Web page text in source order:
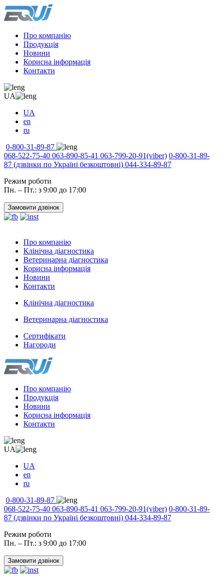
Про компанію
Продукція
Новини
Корисна інформація
Контакти
UA
UA
en
ru
0-800-31-89-87
068-522-75-40 063-890-85-41 063-799-20-91(viber) 0-800-31-89-
87 (дзвінки по Україні безкоштовні) 044-334-89-87
Режим роботи
Пн. – Пт.: з 9:00 до 17:00
Замовити дзвінок
Про компанію
Клінічна діагностика
Ветеринарна діагностика
Корисна інформація
Новини
Контакти
Клінічна діагностика
Ветеринарна діагностика
Сертифікати
Нагороди
Про компанію
Продукція
Новини
Корисна інформація
Контакти
UA
UA
en
ru
0-800-31-89-87
068-522-75-40 063-890-85-41 063-799-20-91(viber) 0-800-31-89-
87 (дзвінки по Україні безкоштовні) 044-334-89-87
Режим роботи
Пн. – Пт.: з 9:00 до 17:00
Замовити дзвінок